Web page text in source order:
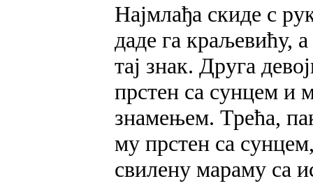
Најмлађа скиде с
даде га краљевићу,
тај знак. Друга
прстен са сунцем и
знамењем. Трећа,
му прстен са
свилену мараму са